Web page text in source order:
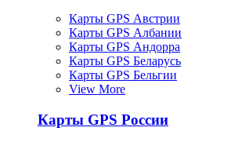
Карты GPS Австрии
Карты GPS Албании
Карты GPS Андорра
Карты GPS Беларусь
Карты GPS Бельгии
View More
Карты GPS России